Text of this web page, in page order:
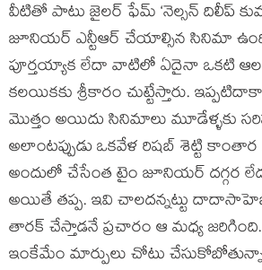
వీటితో పాటు జైలర్ ఫేమ్ ‘నెల్సన్ దిలీప్
జూనియర్ ఎన్టీఆర్ చేయాల్సిన సినిమా
పూర్తయ్యాక లేదా వాటిలో ఏదైనా ఒకటి
కలయికకు శ్రీకారం చుట్టేస్తారు. ఇప్పటిదాకా
మొత్తం అయిదు సినిమాలు మూడేళ్ళకు
అలాంటప్పుడు ఒకవేళ రిషబ్ శెట్టి కాంతార
అందులో చేసేంత టైం జూనియర్ దగ్గర
అయితే తప్ప. ఇవి చాలదన్నట్టు
తారక్ చేస్తాడనే ప్రచారం ఆ మధ్య
ఇంకేమేం మార్పులు చోటు